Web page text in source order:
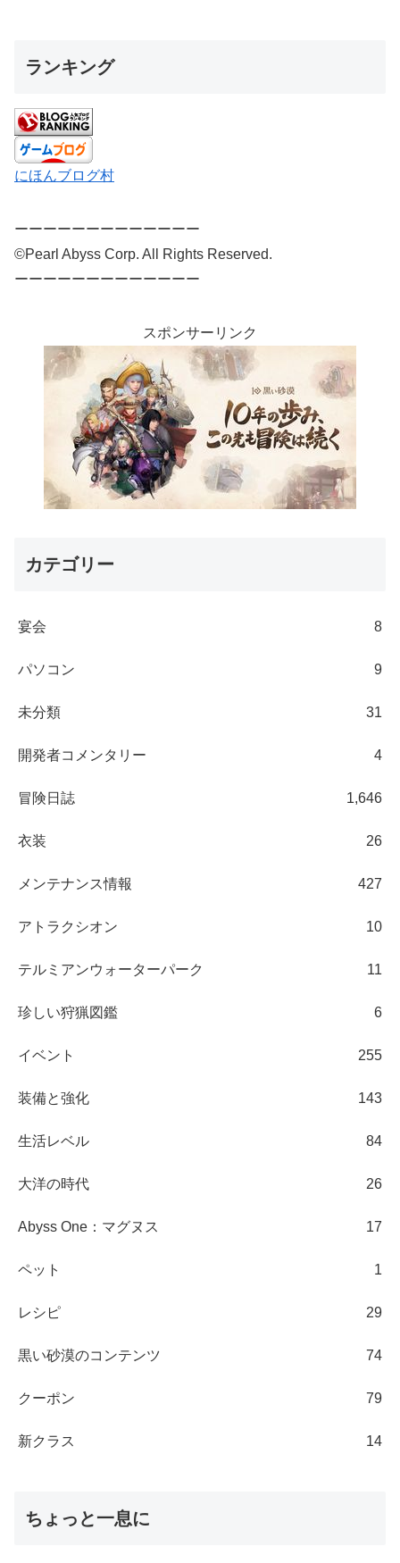
ランキング
にほんブログ村
ーーーーーーーーーーーーー
©Pearl Abyss Corp. All Rights Reserved.
ーーーーーーーーーーーーー
スポンサーリンク
カテゴリー
宴会 8
パソコン 9
未分類 31
開発者コメンタリー 4
冒険日誌 1,646
衣装 26
メンテナンス情報 427
アトラクシオン 10
テルミアンウォーターパーク 11
珍しい狩猟図鑑 6
イベント 255
装備と強化 143
生活レベル 84
大洋の時代 26
Abyss One：マグヌス 17
ペット 1
レシピ 29
黒い砂漠のコンテンツ 74
クーポン 79
新クラス 14
ちょっと一息に